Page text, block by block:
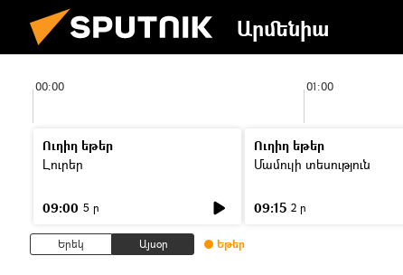
Արմենիա
00:00 01:00
Ուղիղ եթեր
Լուրեր
09:00 5 ր
Ուղիղ եթեր
Մամուլի տեսություն
09:15 2 ր
Երեկ Այսօր Եթեր